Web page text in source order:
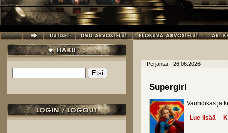
Hakulomake
Perjantai - 26.06.2026
Supergirl
Vauhdikas ja
Lue lisää